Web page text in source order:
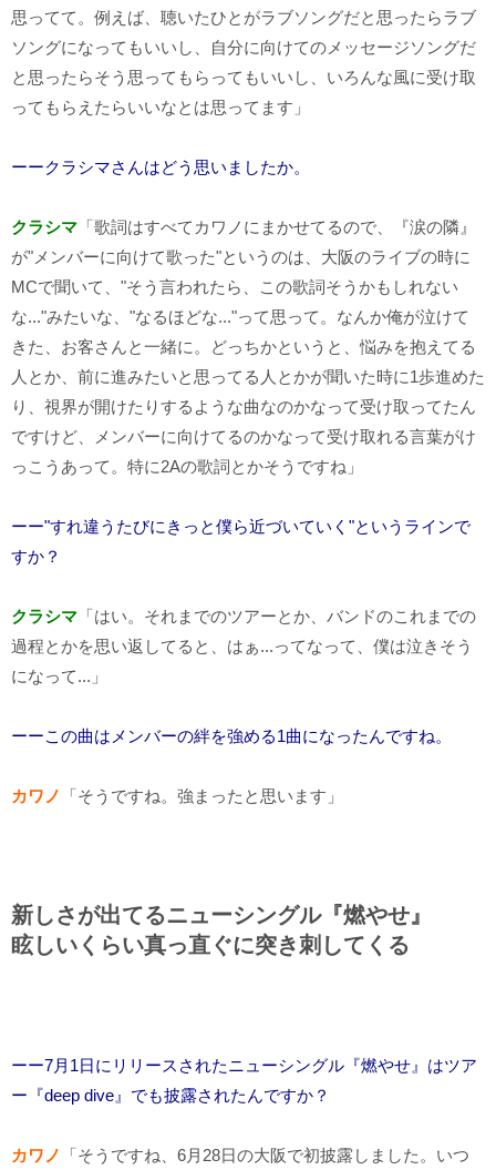
思ってて。例えば、聴いたひとがラブソングだと思ったらラブ
ソングになってもいいし、自分に向けてのメッセージソングだ
と思ったらそう思ってもらってもいいし、いろんな風に受け取
ってもらえたらいいなとは思ってます」
ーークラシマさんはどう思いましたか。
クラシマ 「歌詞はすべてカワノにまかせてるので、『涙の隣』
が"メンバーに向けて歌った"というのは、大阪のライブの時に
MCで聞いて、"そう言われたら、この歌詞そうかもしれない
な..."みたいな、"なるほどな..."って思って。なんか俺が泣けて
きた、お客さんと一緒に。どっちかというと、悩みを抱えてる
人とか、前に進みたいと思ってる人とかが聞いた時に1歩進めた
り、視界が開けたりするような曲なのかなって受け取ってたん
ですけど、メンバーに向けてるのかなって受け取れる言葉がけ
っこうあって。特に2Aの歌詞とかそうですね」
ーー"すれ違うたびにきっと僕ら近づいていく"というラインで
すか？
クラシマ 「はい。それまでのツアーとか、バンドのこれまでの
過程とかを思い返してると、はぁ...ってなって、僕は泣きそう
になって...」
ーーこの曲はメンバーの絆を強める1曲になったんですね。
カワノ 「そうですね。強まったと思います」
新しさが出てるニューシングル『燃やせ』
眩しいくらい真っ直ぐに突き刺してくる
ーー7月1日にリリースされたニューシングル『燃やせ』はツア
ー『deep dive』でも披露されたんですか？
カワノ 「そうですね、 6月 28日の大阪で初披露しました。いつ